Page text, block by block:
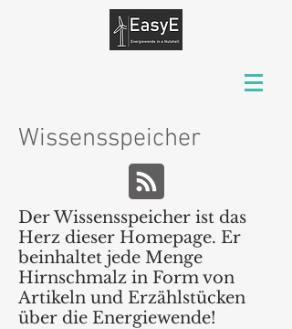
Wissensspeicher
Der Wissensspeicher ist das
Herz dieser Homepage. Er
beinhaltet jede Menge
Hirnschmalz in Form von
Artikeln und Erzählstücken
über die Energiewende!